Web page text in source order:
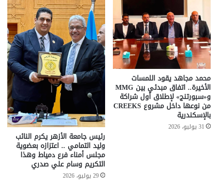
محمد مجاهد يقود اللمسات
الأخيرة.. اتفاق مبدئي بين MMG
و«سبورتنج» لإطلاق أول شراكة
من نوعها داخل مشروع CREEKS
بالإسكندرية
31 يوليو، 2026
رئيس جامعة الأزهر يكرم النائب
وليد التمامي .. اعتزازه بعضوية
مجلس أمناء فرع دمياط وهذا
التكريم وسام علي صدري
29 يوليو، 2026